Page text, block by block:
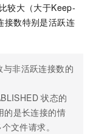
较大（大于Keep-
接数特别是活跃连
非活跃连接数的
状态的
的是长连接的情
文件请求。